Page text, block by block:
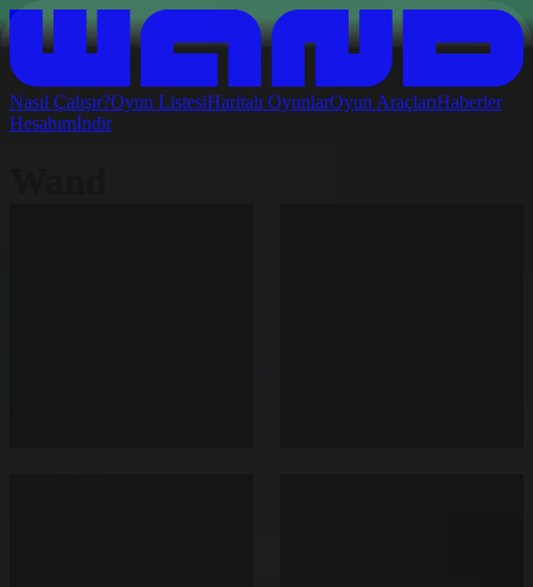
Nasıl Çalışır?Oyun ListesiHaritalı OyunlarOyun AraçlarıHaberler
Hesabımİndir